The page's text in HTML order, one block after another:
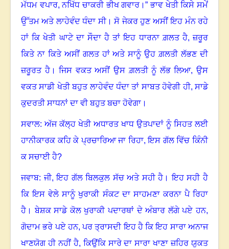
ਮੱਧਮ ਵਪਾਰ, ਨਖਿੱਧ ਚਾਕਰੀ ਭੀਖ ਗਵਾਰ ।”ਭਾਵ ਖੇਤੀ ਕਿਸੇ ਸਮੇਂ
ਉੱਤਮ ਅਤੇ ਲਾਹੇਵੰਦ ਧੰਦਾ ਸੀ।ਸੋ ਜੇਕਰ ਹੁਣ ਅਸੀਂ ਇਹ ਮੰਨ ਰਹੇ
ਹਾਂ ਕਿ ਖੇਤੀ ਘਾਟੇ ਦਾ ਸੌਦਾ ਹੈ ਤਾਂ ਇਹ ਧਾਰਨਾ ਗ਼ਲਤ ਹੈ,ਜ਼ਰੂਰ
ਕਿਤੇ ਨਾ ਕਿਤੇ ਅਸੀਂ ਗਲਤ ਹਾਂ ਅਤੇ ਸਾਨੂੰ ਉਹ ਗ਼ਲਤੀ ਲੱਭਣ ਦੀ
ਜ਼ਰੂਰਤ ਹੈ।ਜਿਸ ਵਕਤ ਅਸੀਂ ਉਸ ਗ਼ਲਤੀ ਨੂੰ ਲੱਭ ਲਿਆ,ਉਸ
ਵਕਤ ਸਾਡੀ ਖੇਤੀ ਬਹੁਤ ਲਾਹੇਵੰਦ ਧੰਦਾ ਤਾਂ ਸਾਬਤ ਹੋਵੇਗੀ ਹੀ,ਸਾਡੇ
ਕੁਦਰਤੀ ਸਾਧਨਾਂ ਦਾ ਵੀ ਬਹੁਤ ਬਚਾ ਹੋਵੇਗਾ ।
ਸਵਾਲ: ਅੱਜ ਕੱਲ੍ਹ ਖੇਤੀ ਅਧਾਰਤ ਖਾਧ ਉਤਪਾਦਾਂ ਨੂੰ ਸਿਹਤ ਲਈ
ਹਾਨੀਕਾਰਕ ਕਹਿ ਕੇ ਪ੍ਰਚਾਰਿਆ ਜਾ ਰਿਹਾ,ਇਸ ਗੱਲ ਵਿੱਚ ਕਿੰਨੀ
ਕ ਸਚਾਈ ਹੈ?
ਜਵਾਬ: ਜੀ,ਇਹ ਗੱਲ ਬਿਲਕੁਲ ਸੱਚ ਅਤੇ ਸਹੀ ਹੈ ।ਇਹ ਸਹੀ ਹੈ
ਕਿ ਇਸ ਵੇਲੇ ਸਾਨੂੰ ਖੁਰਾਕੀ ਸੰਕਟ ਦਾ ਸਾਹਮਣਾ ਕਰਨਾ ਪੈ ਰਿਹਾ
ਹੈ ।ਬੇਸ਼ਕ ਸਾਡੇ ਕੋਲ ਖੁਰਾਕੀ ਪਦਾਰਥਾਂ ਦੇ ਅੰਬਾਰ ਲੱਗੇ ਪਏ ਹਨ,
ਗੋਦਾਮ ਭਰੇ ਪਏ ਹਨ,ਪਰ ਤ੍ਰਾਸਦੀ ਇਹ ਹੈ ਕਿ ਇਹ ਸਾਰਾ ਅਨਾਜ
ਖਾਣਯੋਗ ਹੀ ਨਹੀਂ ਹੈ, ਕਿਉਂਕਿ ਸਾਰੇ ਦਾ ਸਾਰਾ ਖਾਣਾ ਜ਼ਹਿਰ ਯੁਕਤ